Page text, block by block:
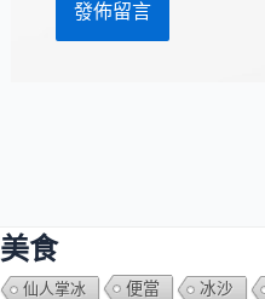
美食
仙人掌冰 便當 冰沙